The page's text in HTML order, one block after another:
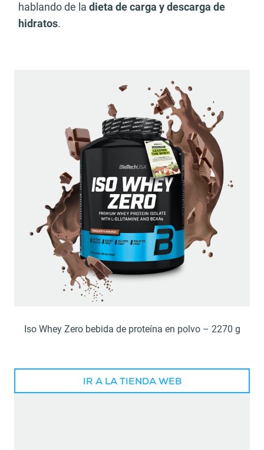
hablando de la dieta de carga y descarga de
hidratos.
Iso Whey Zero bebida de proteína en polvo – 2270 g
IR A LA TIENDA WEB